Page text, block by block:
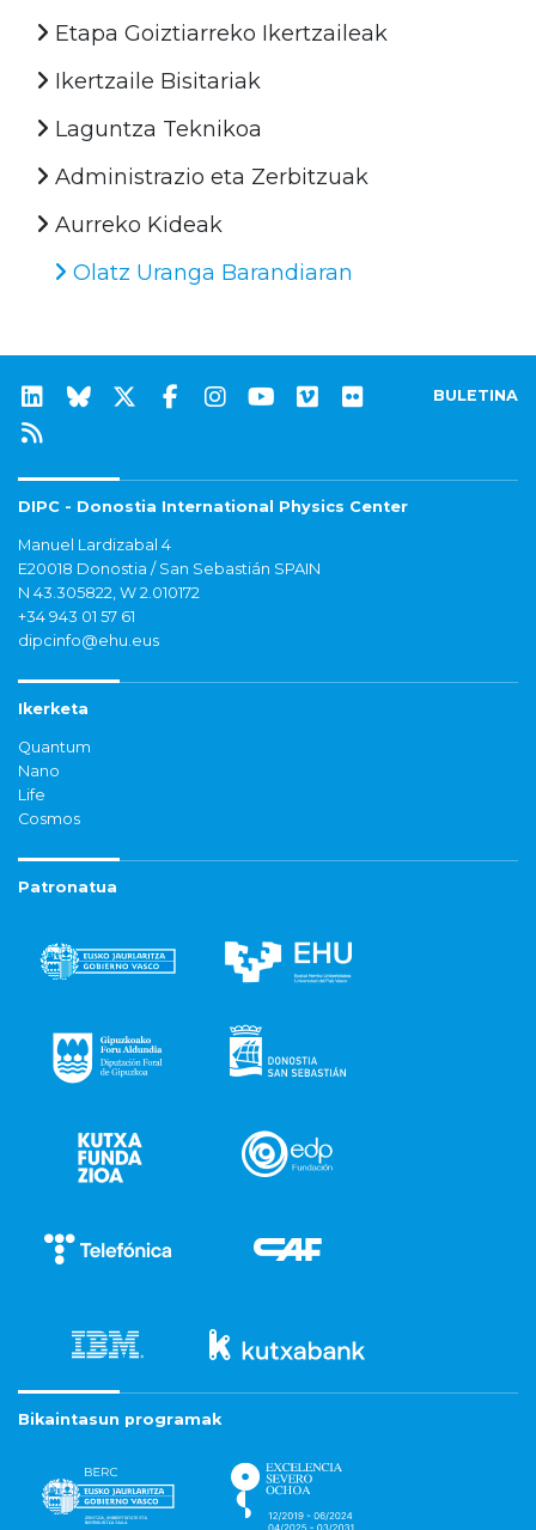
Etapa Goiztiarreko Ikertzaileak
Ikertzaile Bisitariak
Laguntza Teknikoa
Administrazio eta Zerbitzuak
Aurreko Kideak
Olatz Uranga Barandiaran
BULETINA
DIPC - Donostia International Physics Center
Manuel Lardizabal 4
E20018 Donostia / San Sebastián SPAIN
N 43.305822, W 2.010172
+34 943 01 57 61
dipcinfo@ehu.eus
Ikerketa
Quantum
Nano
Life
Cosmos
Patronatua
Bikaintasun programak